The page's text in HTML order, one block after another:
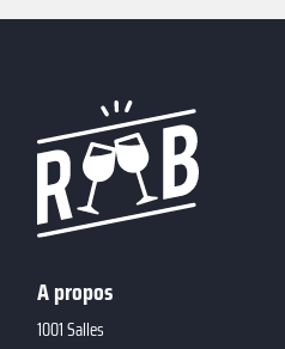
A propos
1001 Salles